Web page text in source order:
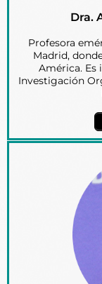
Dra.
Profesora
Madrid,
América. Es
Investigación